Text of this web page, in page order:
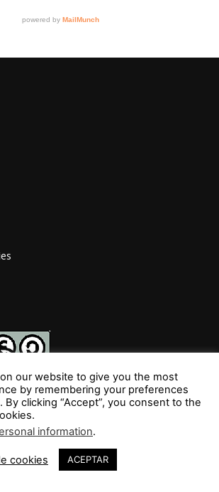
SÍGUENOS
our website to give you the most
by remembering your preferences
By clicking “Accept”, you consent to the
information.
cookies ACEPTAR